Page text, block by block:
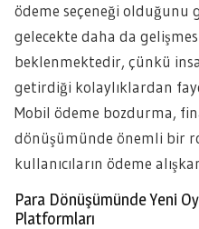
ödeme seçeneği
gelecekte daha da
beklenmektedir, çünkü
getirdiği kolaylıklardan
Mobil ödeme bozdurma,
dönüşümünde önemli bir
kullanıcıların ödeme
Para Dönüşümünde Yeni
Platformları